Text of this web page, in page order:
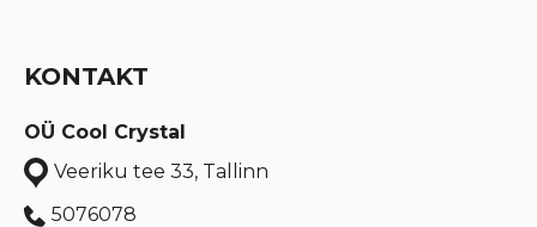
KONTAKT
OÜ Cool Crystal
Veeriku tee 33, Tallinn
5076078